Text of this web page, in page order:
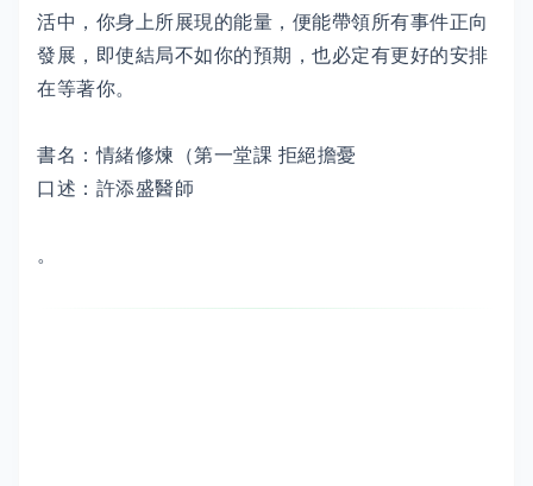
活中，你身上所展現的能量，便能帶領所有事件正向
發展，即使結局不如你的預期，也必定有更好的安排
在等著你。
書名：情緒修煉（第一堂課 拒絕擔憂
口述：許添盛醫師
。